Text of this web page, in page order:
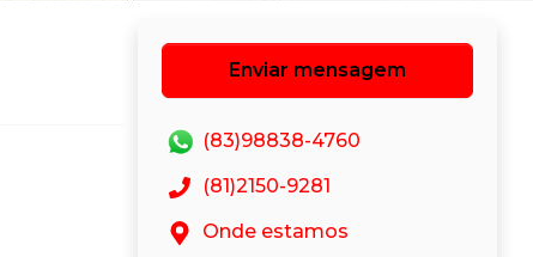
Enviar mensagem
(83)98838-4760
(81)2150-9281
Onde estamos